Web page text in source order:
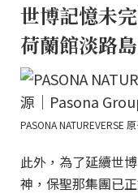
世博記憶未
荷蘭館淡路
PASONA NATUREVERSE
此外，為了延續世
神，保聖那集團已